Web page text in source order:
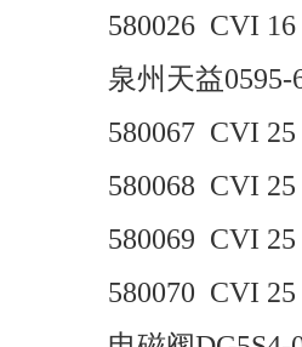
580026 CVI 16
泉州天益0595-
580067 CVI
580068 CVI
580069 CVI 25
580070 CVI 25